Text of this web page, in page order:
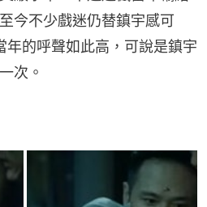
今不少戲迷仍替鎮宇感可
年的呼聲如此高，可說是鎮宇
次。